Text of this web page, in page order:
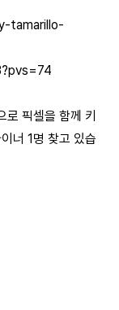
tamarillo-
로 픽셀을 함께 키
너 1명 찾고 있습